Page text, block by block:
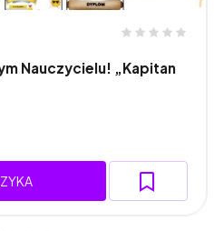
Nauczycielu! „Kapitan